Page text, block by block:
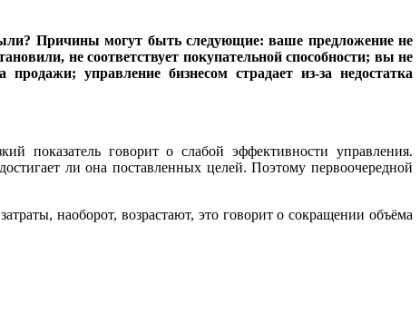
Причины могут быть следующие: ваше предложение не
не соответствует покупательной способности; вы не
управление бизнесом страдает из-за недостатка
показатель говорит о слабой эффективности управления.
ли она поставленных целей. Поэтому первоочередной
наоборот, возрастают, это говорит о сокращении объёма